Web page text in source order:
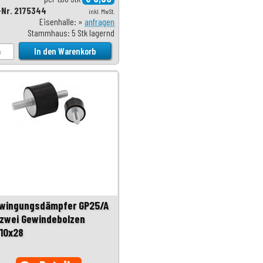
inkl. MwSt.
2175344
Eisenhalle: » anfragen
Stammhaus: 5 Stk lagernd
GP25/A
Gewindebolzen